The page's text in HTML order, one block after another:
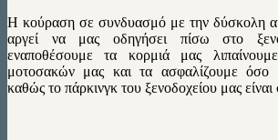
Η κούραση σε συνδυασμό με την δύσκολη
αργεί να μας οδηγήσει πίσω στο
εναποθέσουμε τα κορμιά μας
μοτοσακών μας και τα ασφαλίζουμε όσο
καθώς το πάρκινγκ του ξενοδοχείου μας